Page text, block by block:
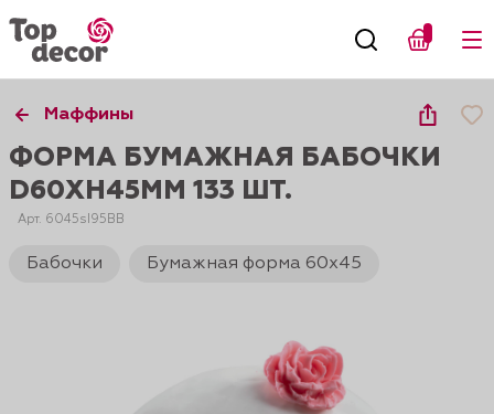
Маффины
ФОРМА БУМАЖНАЯ БАБОЧКИ
D60XH45ММ 133 ШТ.
Арт. 6045sI95BB
Бабочки Бумажная форма 60х45